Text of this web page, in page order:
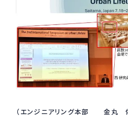
（エンジニアリング本部 金